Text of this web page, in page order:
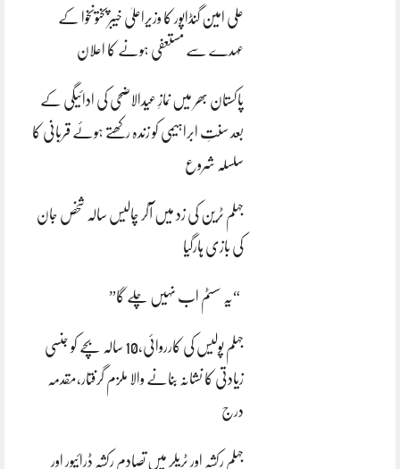
علی امین گنڈاپور کا وزیراعلیٰ خیبرپختونخوا کے
عہدے سے مستعفی ہونے کا اعلان
پاکستان بھر میں نمازِ عیدالاضحی کی ادائیگی کے
بعد سنتِ ابراہیمی کو زندہ رکھتے ہوئے قربانی کا
سلسلہ شروع
جہلم ٹرین کی زد میں آکر چالیس سالہ شخص جان
کی بازی ہارگیا
“یہ سسٹم اب نہیں چلے گا”
جہلم پولیس کی کارروائی،10 سالہ بچے کو جنسی
زیادتی کا نشانہ بنانے والا ملزم گرفتار،مقدمہ
درج
جہلم رکشہ اور ٹریلر میں تصادم رکشہ ڈرائیور اور